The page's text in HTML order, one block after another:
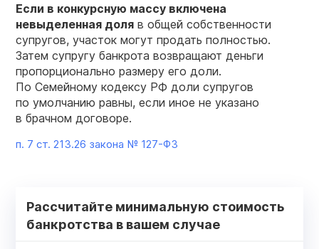
Если в конкурсную массу включена
невыделенная доля в общей собственности
супругов, участок могут продать полностью.
Затем супругу банкрота возвращают деньги
пропорционально размеру его доли.
По Семейному кодексу РФ доли супругов
по умолчанию равны, если иное не указано
в брачном договоре.
п. 7 ст. 213.26 закона № 127-ФЗ
Рассчитайте минимальную стоимость
банкротства в вашем случае